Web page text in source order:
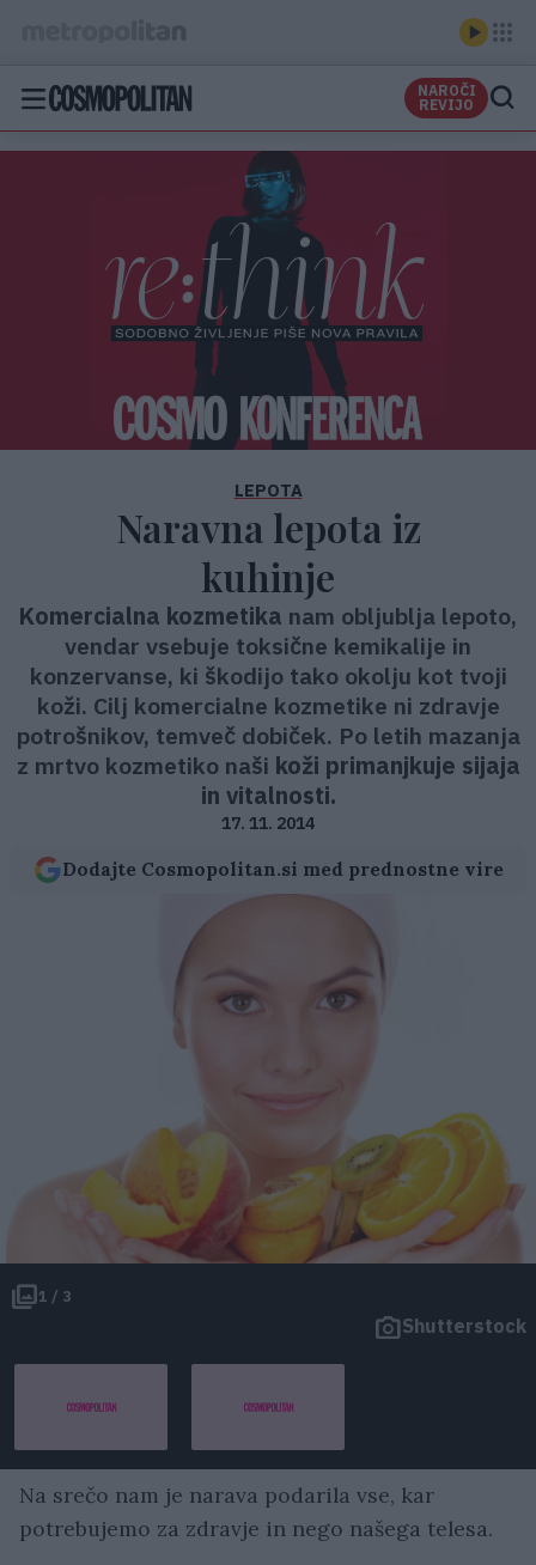
NAROČI
REVIJO
LEPOTA
Naravna lepota iz
kuhinje
Komercialna kozmetika nam obljublja lepoto,
vendar vsebuje toksične kemikalije in
konzervanse, ki škodijo tako okolju kot tvoji
koži. Cilj komercialne kozmetike ni zdravje
potrošnikov, temveč dobiček. Po letih mazanja
z mrtvo kozmetiko naši koži primanjkuje sijaja
in vitalnosti.
17. 11. 2014
Dodajte Cosmopolitan.si med prednostne vire
1 / 3
Shutterstock
Na srečo nam je narava podarila vse, kar
potrebujemo za zdravje in nego našega telesa.